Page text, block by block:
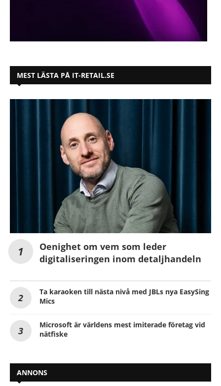
MEST LÄSTA PÅ IT-RETAIL.SE
Oenighet om vem som leder
digitaliseringen inom detaljhandeln
Ta karaoken till nästa nivå med JBLs nya EasySing
Mics
Microsoft är världens mest imiterade företag vid
nätfiske
ANNONS